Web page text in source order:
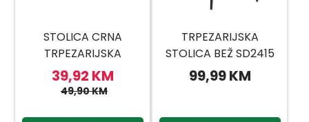
STOLICA CRNA
TRPEZARIJSKA
39,92 KM
49,90 KM
TRPEZARIJSKA
STOLICA BEŽ SD2415
99,99 KM